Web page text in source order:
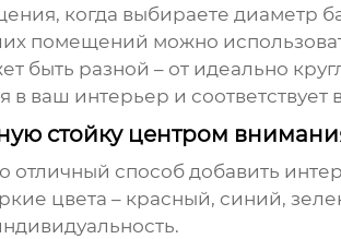
когда выбираете диаметр
помещений можно
быть разной – от идеально
в ваш интерьер и
стойку центром
отличный способ добавить
цвета – красный, синий,